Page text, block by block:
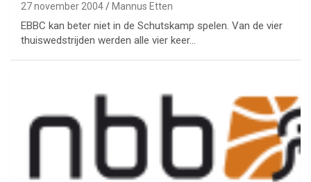
27 november 2004 Mannus Etten
EBBC kan beter niet in de Schutskamp spelen. Van de vier
thuiswedstrijden werden alle vier keer…